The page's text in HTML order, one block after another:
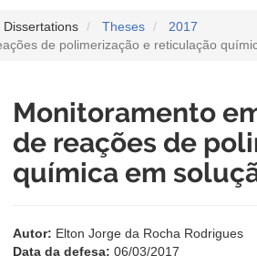
Theses
2017
de polimerização e reticulação
Monitoramento
de reações de
química em
Autor: Elton Jorge da Rocha Rodrigues
Data da defesa: 06/03/2017